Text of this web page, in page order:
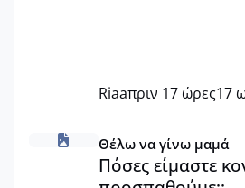
Riaaπριν 17 ώρες17
Πόσες είμαστε κοντά 40 και
Θέλω να γίνω μαμά
Πόσες είμαστε